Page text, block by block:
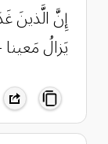
إِنَّ الَّذينَ
يَزالُ